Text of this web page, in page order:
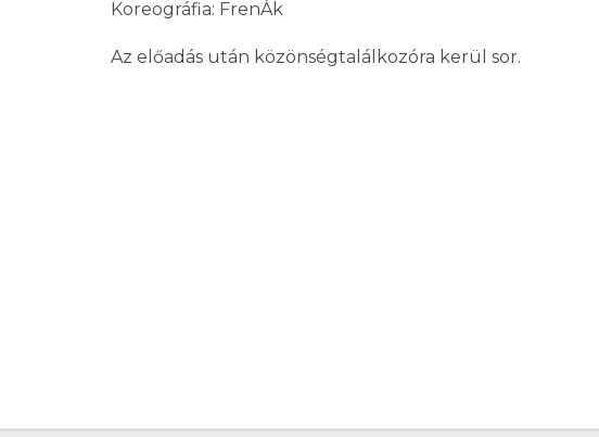
Koreográfia: FrenÁk
Az előadás után közönségtalálkozóra kerül sor.